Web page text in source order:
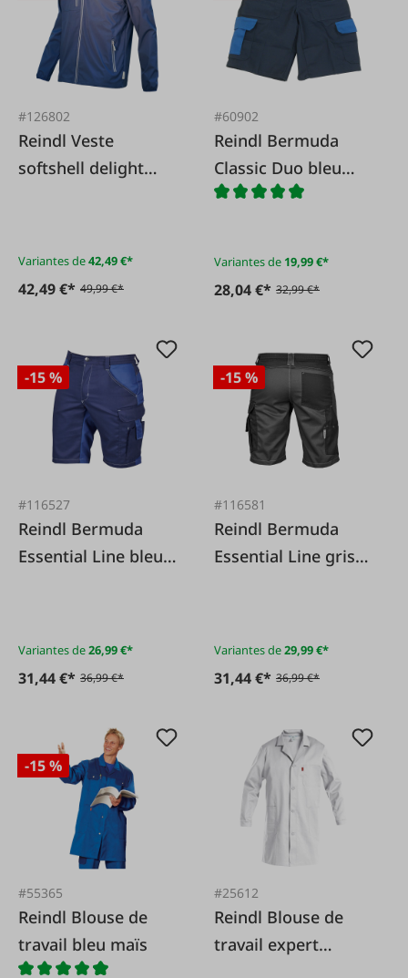
#126802
Reindl Veste
softshell delight
Variantes de42,49 €*
42,49 €* 49,99 €*
#60902
Reindl Bermuda
Classic Duo bleu
maïs/bleu foncé
Variantes de 19,99 €*
28,04 €* 32,99 €*
-15 %
#116527
Reindl Bermuda
Essential Line bleu
Variantes de26,99 €*
31,44 €* 36,99 €*
-15 %
#116581
Reindl Bermuda
Essential Line gris
Variantes de29,99 €*
31,44 €* 36,99 €*
-15 %
#55365
Reindl Blouse de
travail bleu maïs
#25612
Reindl Blouse de
travail expert